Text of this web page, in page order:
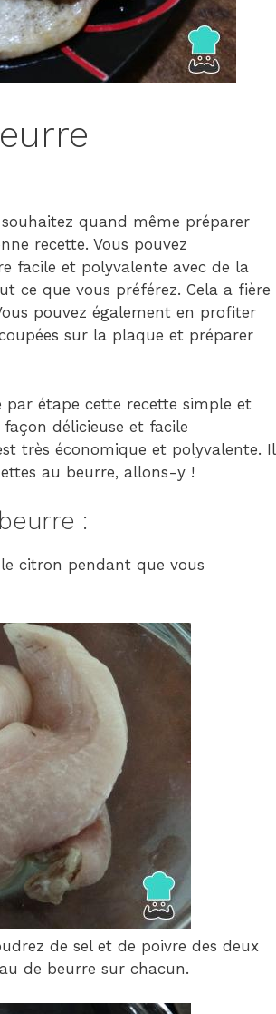
quand même préparer
recette. Vous pouvez
facile et polyvalente avec de la
ce que vous préférez. Cela a fière
pouvez également en profiter
sur la plaque et préparer
par étape cette recette simple et
délicieuse et facile
très économique et polyvalente. Il
au beurre, allons-y !
:
citron pendant que vous
de sel et de poivre des deux
de beurre sur chacun.